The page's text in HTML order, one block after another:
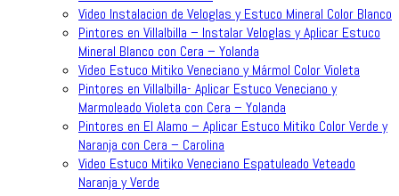
Video Instalacion de Veloglas y Estuco Mineral Color Blanco
Pintores en Villalbilla – Instalar Veloglas y Aplicar Estuco
Mineral Blanco con Cera – Yolanda
Video Estuco Mitiko Veneciano y Mármol Color Violeta
Pintores en Villalbilla- Aplicar Estuco Veneciano y
Marmoleado Violeta con Cera – Yolanda
Pintores en El Alamo – Aplicar Estuco Mitiko Color Verde y
Naranja con Cera – Carolina
Video Estuco Mitiko Veneciano Espatuleado Veteado
Naranja y Verde